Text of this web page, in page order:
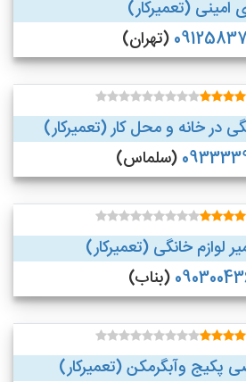
(تعمیرکار)
(تهران)
در خانه و محل کار (تعمیرکار)
(سلماس)
خانگی (تعمیرکار)
(بناب)
وآبگرمکن (تعمیرکار)